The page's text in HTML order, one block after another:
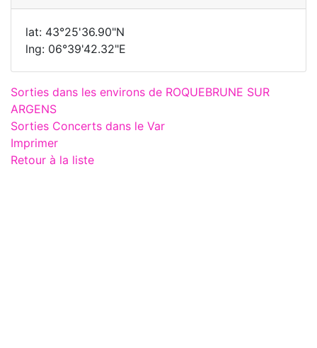
lat: 43°25'36.90"N
lng: 06°39'42.32"E
Sorties dans les environs de ROQUEBRUNE SUR
ARGENS
Sorties Concerts dans le Var
Imprimer
Retour à la liste